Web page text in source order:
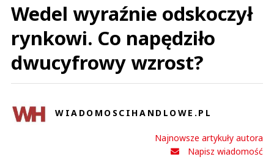
Wedel wyraźnie odskoczył
rynkowi. Co napędziło
dwucyfrowy wzrost?
WIADOMOSCIHANDLOWE.PL
Najnowsze artykuły autora
Napisz wiadomość